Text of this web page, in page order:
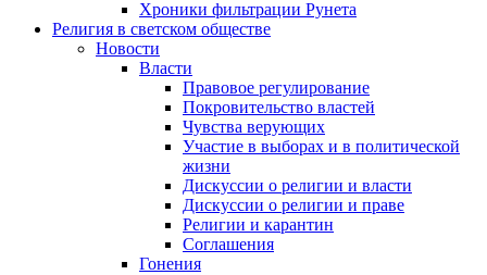
Хроники фильтрации Рунета
Религия в светском обществе
Новости
Власти
Правовое регулирование
Покровительство властей
Чувства верующих
Участие в выборах и в политической
жизни
Дискуссии о религии и власти
Дискуссии о религии и праве
Религии и карантин
Соглашения
Гонения